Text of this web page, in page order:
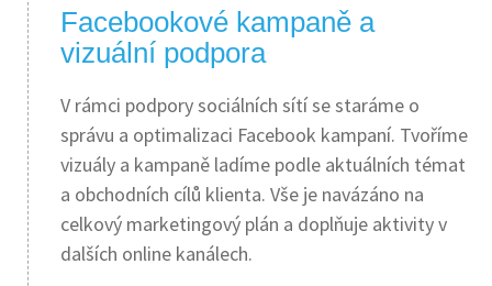
Facebookové kampaně a
vizuální podpora
V rámci podpory sociálních sítí se staráme o
správu a optimalizaci Facebook kampaní. Tvoříme
vizuály a kampaně ladíme podle aktuálních témat
a obchodních cílů klienta. Vše je navázáno na
celkový marketingový plán a doplňuje aktivity v
dalších online kanálech.